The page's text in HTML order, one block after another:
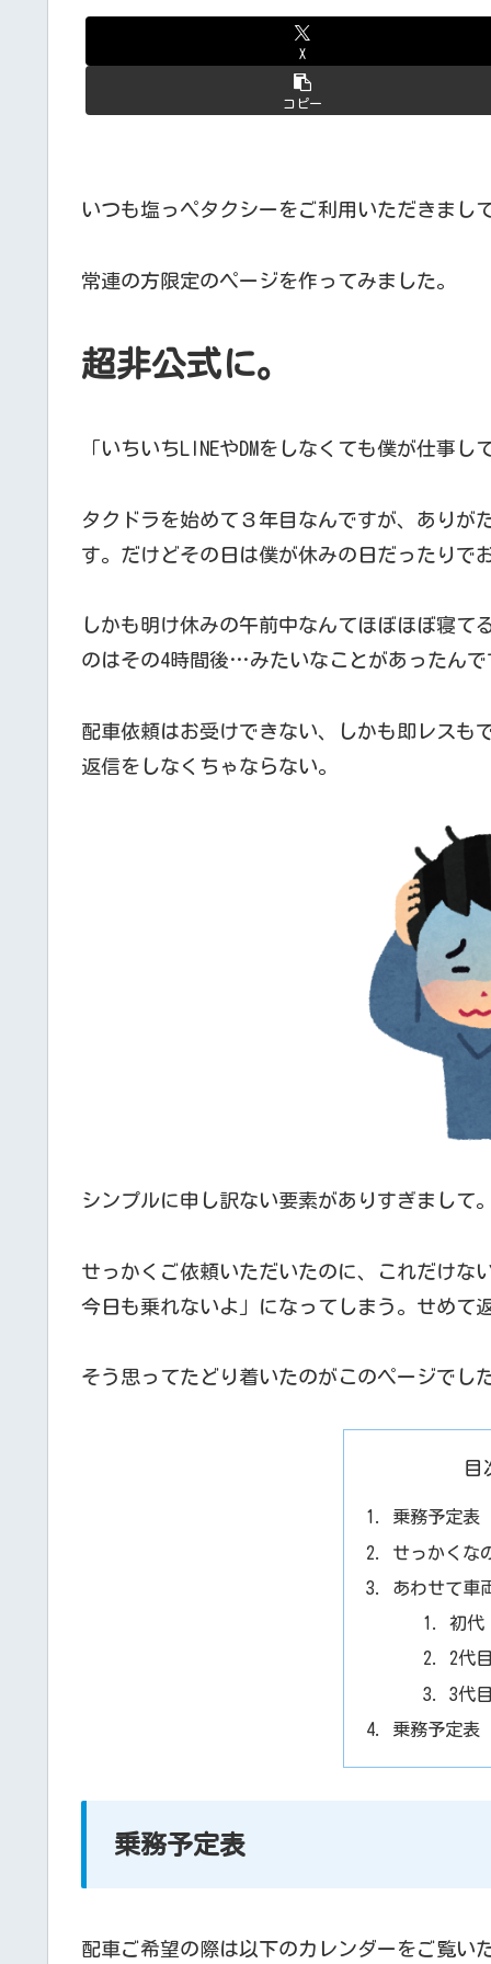
X
コピー
いつも塩っペタクシーをご利用いただきまし
常連の方限定のページを作ってみました。
超非公式に。
「いちいちLINEやDMをしなくても僕が仕事
タクドラを始めて３年目なんですが、ありが
す。だけどその日は僕が休みの日だったりで
しかも明け休みの午前中なんてほぼほぼ寝て
のはその4時間後…みたいなことがあったんで
配車依頼はお受けできない、しかも即レスも
返信をしなくちゃならない。
シンプルに申し訳ない要素がありすぎまして
せっかくご依頼いただいたのに、これだけな
今日も乗れないよ」になってしまう。せめて
そう思ってたどり着いたのがこのページでし
目
乗務予定表
せっかくな
あわせて車
初代
2代
3代
乗務予定表
乗務予定表
配車ご希望の際は以下のカレンダーをご覧い